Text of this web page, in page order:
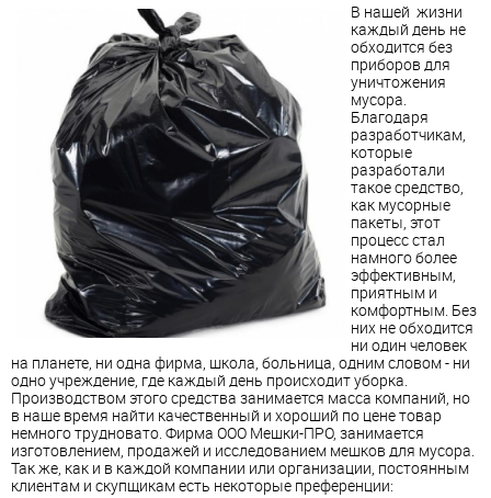
В нашей жизни
каждый день не
обходится без
приборов для
уничтожения
мусора.
Благодаря
разработчикам,
которые
разработали
такое средство,
как мусорные
пакеты, этот
процесс стал
намного более
эффективным,
приятным и
комфортным. Без
них не обходится
ни один человек
на планете, ни одна фирма, школа, больница, одним словом - ни
одно учреждение, где каждый день происходит уборка.
Производством этого средства занимается масса компаний, но
в наше время найти качественный и хороший по цене товар
немного трудновато. Фирма ООО Мешки-ПРО, занимается
изготовлением, продажей и исследованием мешков для мусора.
Так же, как и в каждой компании или организации, постоянным
клиентам и скупщикам есть некоторые преференции: